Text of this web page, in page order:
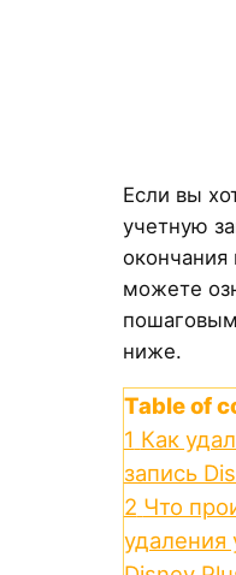
Если вы
учетную
окончания
можете
ниже.
Table of
1 Как
запись
2 Что
удаления